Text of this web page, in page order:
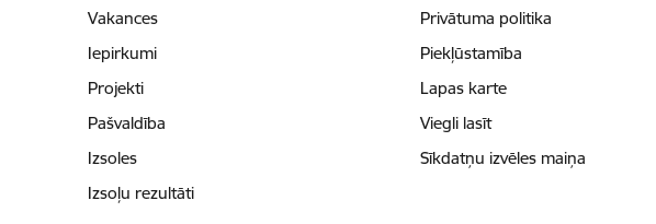
Vakances
Iepirkumi
Projekti
Pašvaldība
Izsoles
Izsoļu rezultāti
Privātuma politika
Piekļūstamība
Lapas karte
Viegli lasīt
Sīkdatņu izvēles maiņa